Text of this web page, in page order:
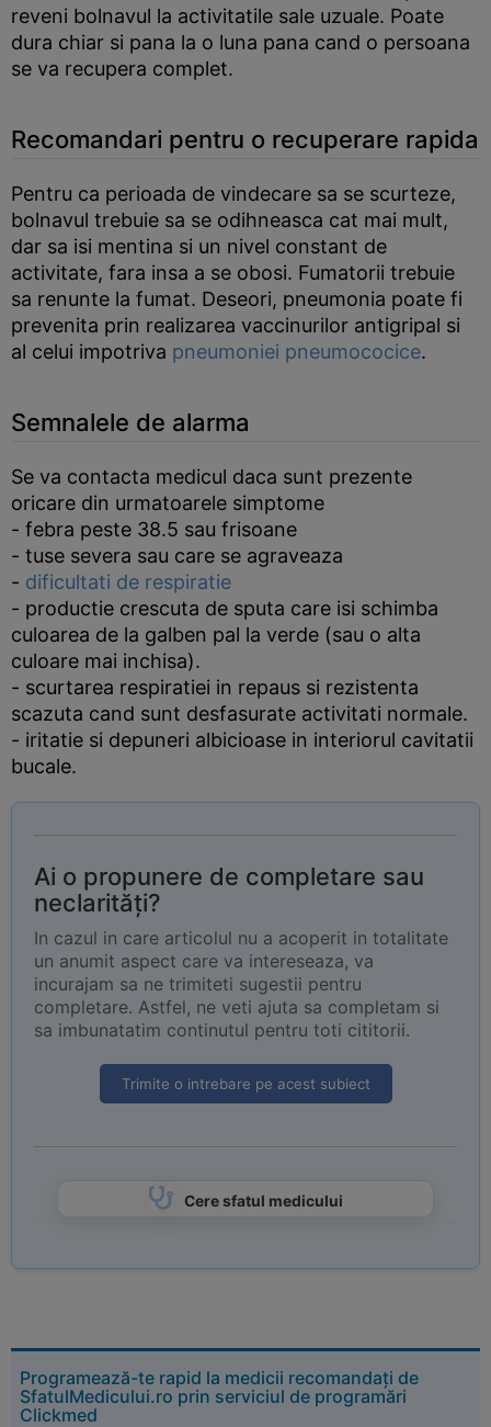
reveni bolnavul la activitatile sale uzuale. Poate
dura chiar si pana la o luna pana cand o persoana
se va recupera complet.
Recomandari pentru o recuperare rapida
Pentru ca perioada de vindecare sa se scurteze,
bolnavul trebuie sa se odihneasca cat mai mult,
dar sa isi mentina si un nivel constant de
activitate, fara insa a se obosi. Fumatorii trebuie
sa renunte la fumat. Deseori, pneumonia poate fi
prevenita prin realizarea vaccinurilor antigripal si
al celui impotriva pneumoniei pneumococice.
Semnalele de alarma
Se va contacta medicul daca sunt prezente
oricare din urmatoarele simptome
- febra peste 38.5 sau frisoane
- tuse severa sau care se agraveaza
- dificultati de respiratie
- productie crescuta de sputa care isi schimba
culoarea de la galben pal la verde (sau o alta
culoare mai inchisa).
- scurtarea respiratiei in repaus si rezistenta
scazuta cand sunt desfasurate activitati normale.
- iritatie si depuneri albicioase in interiorul cavitatii
bucale.
Ai o propunere de completare sau
neclarități?
In cazul in care articolul nu a acoperit in totalitate
un anumit aspect care va intereseaza, va
incurajam sa ne trimiteti sugestii pentru
completare. Astfel, ne veti ajuta sa completam si
sa imbunatatim continutul pentru toti cititorii.
Trimite o intrebare pe acest subiect
Cere sfatul medicului
Programează-te rapid la medicii recomandați de
SfatulMedicului.ro prin serviciul de programări
Clickmed